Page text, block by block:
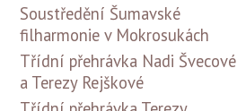
Soustředění Šumavské
filharmonie v Mokrosukách
Třídní přehrávka Nadi Švecové
a Terezy Rejškové